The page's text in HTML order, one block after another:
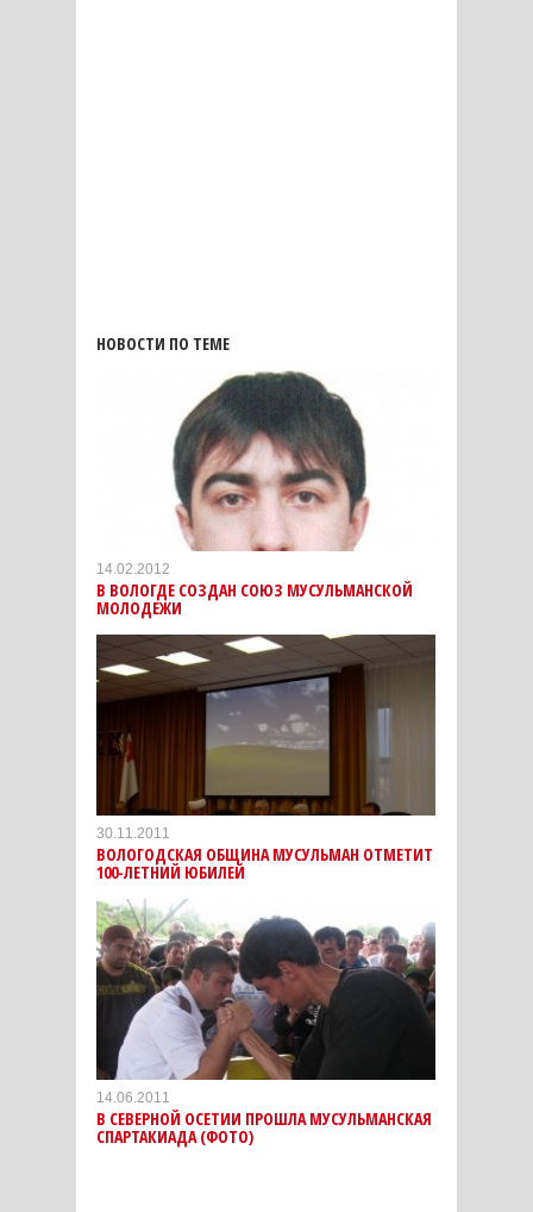
НОВОСТИ ПО ТЕМЕ
14.02.2012
В ВОЛОГДЕ СОЗДАН СОЮЗ МУСУЛЬМАНСКОЙ
МОЛОДЕЖИ
30.11.2011
ВОЛОГОДСКАЯ ОБЩИНА МУСУЛЬМАН ОТМЕТИТ
100-ЛЕТНИЙ ЮБИЛЕЙ
14.06.2011
В СЕВЕРНОЙ ОСЕТИИ ПРОШЛА МУСУЛЬМАНСКАЯ
СПАРТАКИАДА (ФОТО)